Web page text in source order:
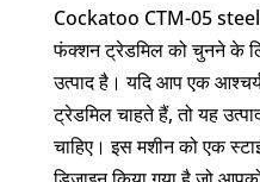
Cockatoo CTM-05 steel
फंक्शन ट्रेडमिल को चुनने के
उत्पाद है। यदि आप एक
ट्रेडमिल चाहते हैं, तो यह
चाहिए। इस मशीन को एक